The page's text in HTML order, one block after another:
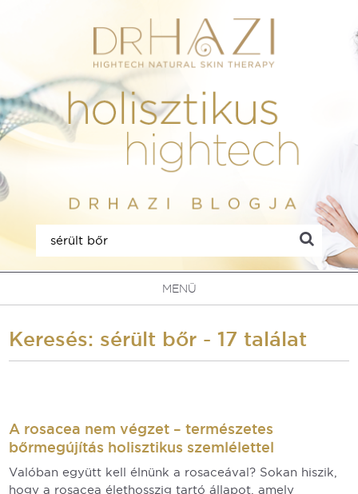
MENÜ
Keresés: sérült bőr - 17 találat
A rosacea nem végzet – természetes
bőrmegújítás holisztikus szemlélettel
Valóban együtt kell élnünk a rosaceával? Sokan hiszik,
hogy a rosacea élethosszig tartó állapot, amely